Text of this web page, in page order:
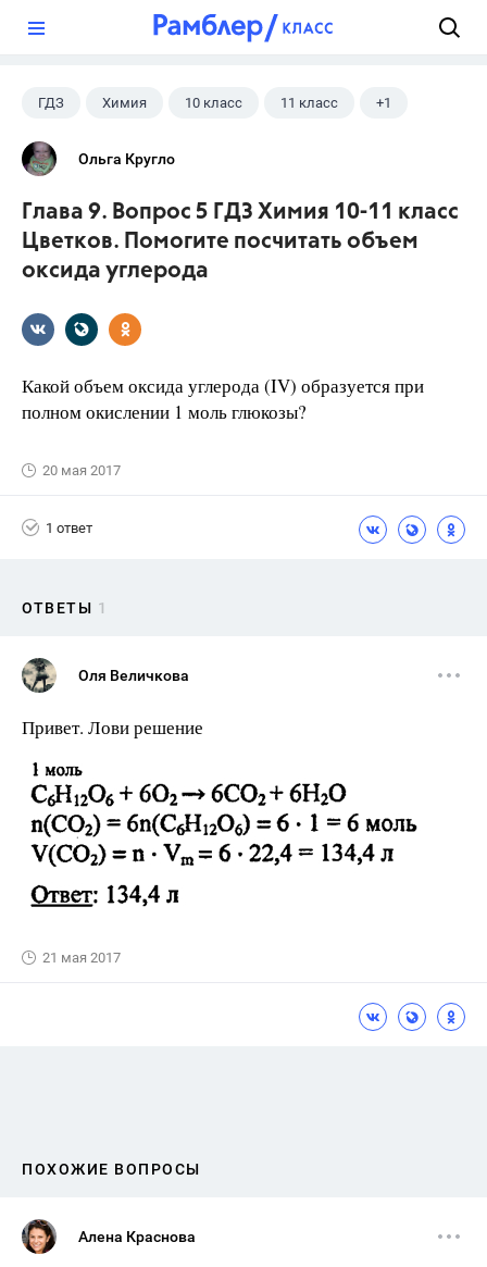
ГДЗ Химия 10 класс 11 класс +1
Цветков Л. А.
Ольга Кругло
Глава 9. Вопрос 5 ГДЗ Химия 10-11 класс
Цветков. Помогите посчитать объем
оксида углерода
Какой объем оксида углерода (IV) образуется при
полном окисле­нии 1 моль глюкозы?
20 мая 2017
1 ответ
ОТВЕТЫ 1
Оля Величкова
Привет. Лови решение
21 мая 2017
ПОХОЖИЕ ВОПРОСЫ
Алена Краснова